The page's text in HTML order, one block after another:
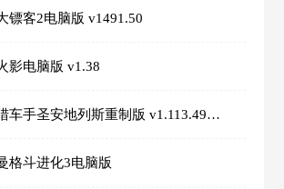
镖客2电脑版 v1491.50
影电脑版 v1.38
侠盗猎车手圣安地列斯重制版 v1.113.49697469
格斗进化3电脑版